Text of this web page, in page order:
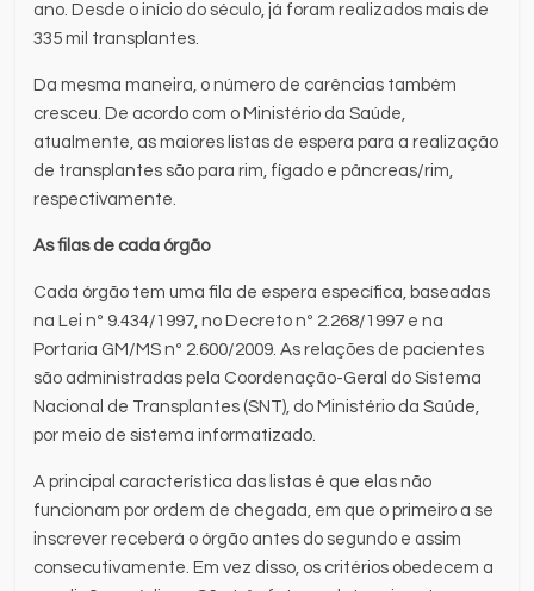
ano. Desde o início do século, já foram realizados mais de
335 mil transplantes.
Da mesma maneira, o número de carências também
cresceu. De acordo com o Ministério da Saúde,
atualmente, as maiores listas de espera para a realização
de transplantes são para rim, fígado e pâncreas/rim,
respectivamente.
As filas de cada órgão
Cada órgão tem uma fila de espera específica, baseadas
na Lei nº 9.434/1997, no Decreto nº 2.268/1997 e na
Portaria GM/MS nº 2.600/2009. As relações de pacientes
são administradas pela Coordenação-Geral do Sistema
Nacional de Transplantes (SNT), do Ministério da Saúde,
por meio de sistema informatizado.
A principal característica das listas é que elas não
funcionam por ordem de chegada, em que o primeiro a se
inscrever receberá o órgão antes do segundo e assim
consecutivamente. Em vez disso, os critérios obedecem a